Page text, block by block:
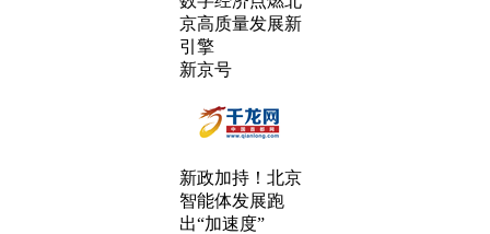
京高质量发展新
引擎
新京号
新政加持！北京
智能体发展跑
出“加速度”